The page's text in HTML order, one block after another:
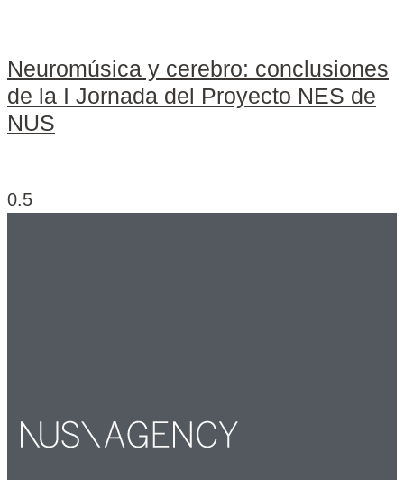
Neuromúsica y cerebro: conclusiones
de la I Jornada del Proyecto NES de
NUS